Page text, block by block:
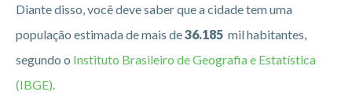
Diante disso, você deve saber que a cidade tem uma
população estimada de mais de36.185 mil habitantes,
segundo o Instituto Brasileiro de Geografia e Estatística
(IBGE).